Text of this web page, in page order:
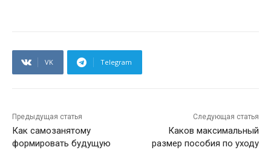
VK Telegram
Предыдущая статья
Как самозанятому
формировать будущую
Следующая статья
Каков максимальный
размер пособия по уходу